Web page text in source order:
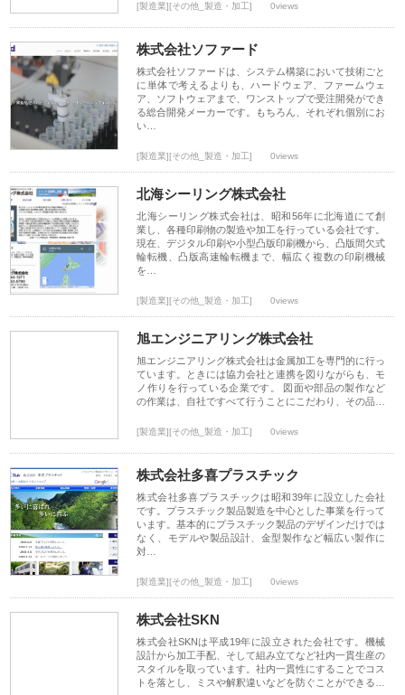
[製造業][その他_製造・加工] 0views
株式会社ソファード
株式会社ソファードは、システム構築において技術ごと
に単体で考えるよりも、ハードウェア、ファームウェ
ア、ソフトウェアまで、ワンストップで受注開発ができ
る総合開発メーカーです。もちろん、それぞれ個別にお
い…
[製造業][その他_製造・加工] 0views
北海シーリング株式会社
北海シーリング株式会社は、昭和56年に北海道にて創
業し、各種印刷物の製造や加工を行っている会社です。
現在、デジタル印刷や小型凸版印刷機から、凸版間欠式
輪転機、凸版高速輪転機まで、幅広く複数の印刷機械
を…
[製造業][その他_製造・加工] 0views
旭エンジニアリング株式会社
旭エンジニアリング株式会社は金属加工を専門的に行っ
ています。ときには協力会社と連携を図りながらも、モ
ノ作りを行っている企業です。 図面や部品の製作など
の作業は、自社ですべて行うことにこだわり、その品…
[製造業][その他_製造・加工] 0views
株式会社多喜プラスチック
株式会社多喜プラスチックは昭和39年に設立した会社
です。プラスチック製品製造を中心とした事業を行って
います。基本的にプラスチック製品のデザインだけでは
なく、モデルや製品設計、金型製作など幅広い製作に
対…
[製造業][その他_製造・加工] 0views
株式会社SKN
株式会社SKNは平成19年に設立された会社です。機械
設計から加工手配、そして組み立てなど社内一貫生産の
スタイルを取っています。社内一貫性にすることでコス
トを落とし、ミスや解釈違いなどを防ぐことができる…